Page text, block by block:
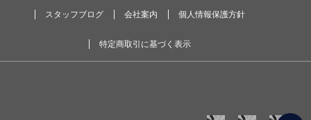
スタッフブログ 会社案内 個人情報保護方針
特定商取引に基づく表示